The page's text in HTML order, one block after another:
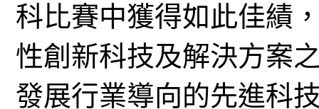
科比賽中獲得如此佳績
性創新科技及解決方案
發展行業導向的先進科